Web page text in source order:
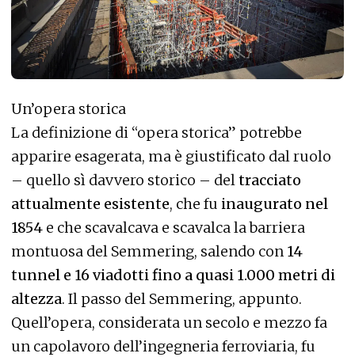
Un’opera storica
La definizione di “opera storica” potrebbe
apparire esagerata, ma è giustificato dal ruolo
– quello sì davvero storico – deltracciato
attualmente esistente, che fu inaugurato nel
1854 e che scavalcava e scavalca la barriera
montuosa del Semmering, salendo con 14
tunnel e 16 viadotti fino a quasi 1.000 metri di
altezza. Il passo del Semmering, appunto.
Quell’opera, considerata un secolo e mezzo fa
un capolavoro dell’ingegneria ferroviaria, fu